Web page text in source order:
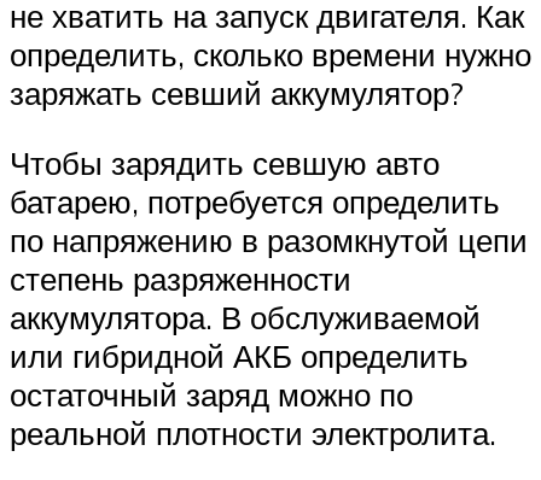
не хватить на запуск двигателя. Как
определить, сколько времени нужно
заряжать севший аккумулятор?
Чтобы зарядить севшую авто
батарею, потребуется определить
по напряжению в разомкнутой цепи
степень разряженности
аккумулятора. В обслуживаемой
или гибридной АКБ определить
остаточный заряд можно по
реальной плотности электролита.